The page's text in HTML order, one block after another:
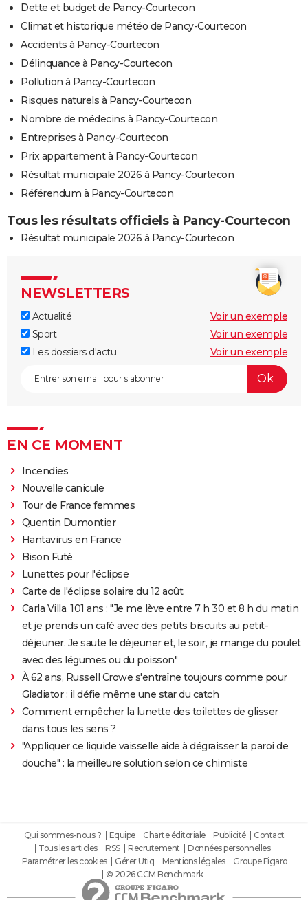
Dette et budget de Pancy-Courtecon
Climat et historique météo de Pancy-Courtecon
Accidents à Pancy-Courtecon
Délinquance à Pancy-Courtecon
Pollution à Pancy-Courtecon
Risques naturels à Pancy-Courtecon
Nombre de médecins à Pancy-Courtecon
Entreprises à Pancy-Courtecon
Prix appartement à Pancy-Courtecon
Résultat municipale 2026 à Pancy-Courtecon
Référendum à Pancy-Courtecon
Tous les résultats officiels à Pancy-Courtecon
Résultat municipale 2026 à Pancy-Courtecon
NEWSLETTERS
Actualité
Voir un exemple
Sport
Voir un exemple
Les dossiers d'actu
Voir un exemple
EN CE MOMENT
Incendies
Nouvelle canicule
Tour de France femmes
Quentin Dumontier
Hantavirus en France
Bison Futé
Lunettes pour l'éclipse
Carte de l'éclipse solaire du 12 août
Carla Villa, 101 ans : "Je me lève entre 7 h 30 et 8 h du matin
et je prends un café avec des petits biscuits au petit-
déjeuner. Je saute le déjeuner et, le soir, je mange du poulet
avec des légumes ou du poisson"
À 62 ans, Russell Crowe s'entraîne toujours comme pour
Gladiator : il défie même une star du catch
Comment empêcher la lunette des toilettes de glisser
dans tous les sens ?
"Appliquer ce liquide vaisselle aide à dégraisser la paroi de
douche" : la meilleure solution selon ce chimiste
Qui sommes-nous ? Equipe Charte éditoriale Publicité
Contact
Tous les articles
RSS Recrutement
Données personnelles
Paramétrer les cookies
Gérer Utiq Mentions légales
Groupe Figaro
© 2026 CCM Benchmark